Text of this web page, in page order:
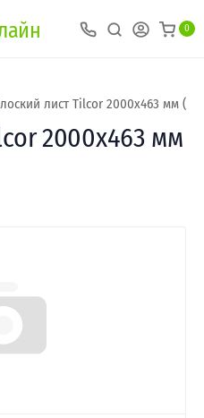
0
лист Tilcor 2000х463 мм
2000х463 мм